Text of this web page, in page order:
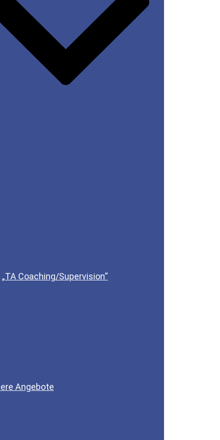
„TA Coaching/Supervision“
Angebote